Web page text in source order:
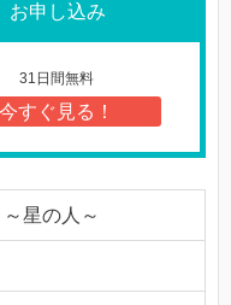
お申し込み
31日間無料
今すぐ見る！
星の人～